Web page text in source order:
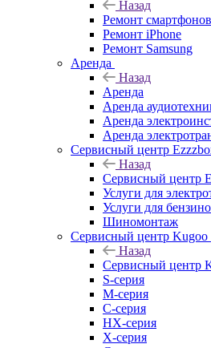
Назад
Ремонт смартфонов
Ремонт iPhone
Ремонт Samsung
Аренда
Назад
Аренда
Аренда
Аренда
Аренда
Сервисный центр
Назад
Сервисный центр
Услуги для
Услуги для
Шиномонтаж
Сервисный центр Kugoo
Назад
Сервисный центр
S-cерия
M-серия
С-серия
HX-серия
X-серия